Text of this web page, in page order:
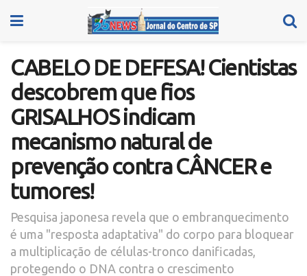
CABELO DE DEFESA! Cientistas
descobrem que fios
GRISALHOS indicam
mecanismo natural de
prevenção contra CÂNCER e
tumores!
Pesquisa japonesa revela que o embranquecimento
é uma "resposta adaptativa" do corpo para bloquear
a multiplicação de células-tronco danificadas,
protegendo o DNA contra o crescimento